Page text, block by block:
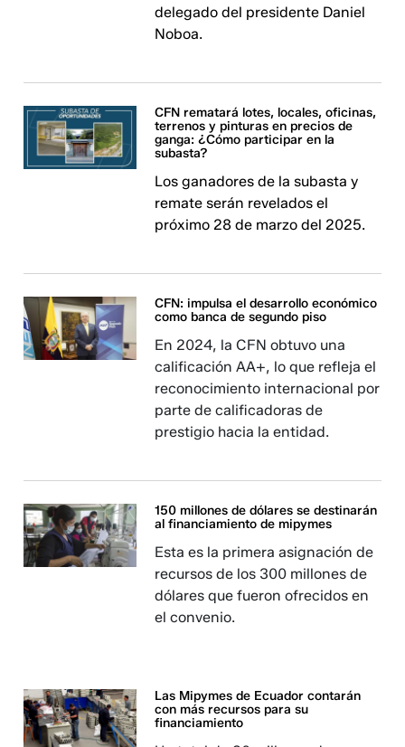
delegado del presidente Daniel
Noboa.
CFN rematará lotes, locales, oficinas,
terrenos y pinturas en precios de
ganga: ¿Cómo participar en la
subasta?
Los ganadores de la subasta y
remate serán revelados el
próximo 28 de marzo del 2025.
CFN: impulsa el desarrollo económico
como banca de segundo piso
En 2024, la CFN obtuvo una
calificación AA+, lo que refleja el
reconocimiento internacional por
parte de calificadoras de
prestigio hacia la entidad.
150 millones de dólares se destinarán
al financiamiento de mipymes
Esta es la primera asignación de
recursos de los 300 millones de
dólares que fueron ofrecidos en
el convenio.
Las Mipymes de Ecuador contarán
con más recursos para su
financiamiento